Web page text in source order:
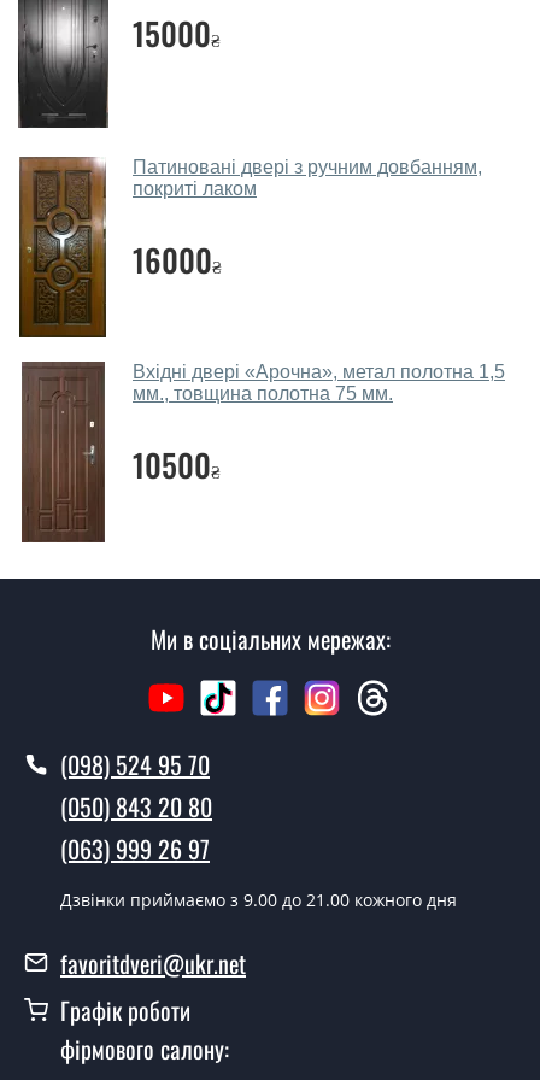
Так. Ми консультуємо покупців
месенджери, онлайн-чат або безпосередньо в нашому
салоні-магазині.
Які вуличні двері порадите?
Наші рекомендації залежать від необхідних
параметрів, бюджету та інших факторів. Підбір
вуличних дверей проводиться індивідуально для
кожного відвідувача.
Так, робимо. Наші фахівці можуть зробити замір та
консультацію на виїзді. Кожен співробітник має із
собою каталоги кольорів та візерунків. Після виміру та
консультації Ви можете оформити заявку, не
відвідуючи наш офіс.
Ви робите установку вуличних
дверей?
Так робимо. Монтаж вуличних дверей проводиться
згідно з чергою, у всі дні крім неділі.
Скільки коштує установка дверей
Вартість встановлення дверей GELira - від 1600 грн.
Як швидко можете встановити двері
наявності їх на складі, чи наступного дня.
Чи можна на сьогодні викликати
15000₴
Патиновані двері з ручним довбанням,
покриті лаком
16000₴
Вхідні двері «Арочна», метал полотна 1,5
мм., товщина полотна 75 мм.
10500₴
Ми в соціальних мережах:
(098) 524 95 70
(050) 843 20 80
(063) 999 26 97
Дзвінки приймаємо з 9.00 до 21.00 кожного дня
favoritdveri@ukr.net
Графік роботи
фірмового салону: